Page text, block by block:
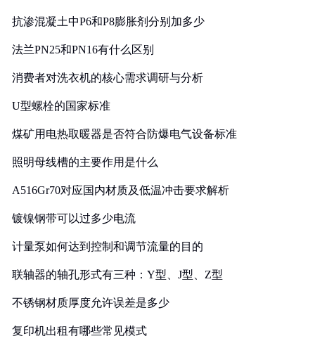
抗渗混凝土中P6和P8膨胀剂分别加多少
法兰PN25和PN16有什么区别
消费者对洗衣机的核心需求调研与分析
U型螺栓的国家标准
煤矿用电热取暖器是否符合防爆电气设备标准
照明母线槽的主要作用是什么
A516Gr70对应国内材质及低温冲击要求解析
镀镍钢带可以过多少电流
计量泵如何达到控制和调节流量的目的
联轴器的轴孔形式有三种：Y型、J型、Z型
不锈钢材质厚度允许误差是多少
复印机出租有哪些常见模式